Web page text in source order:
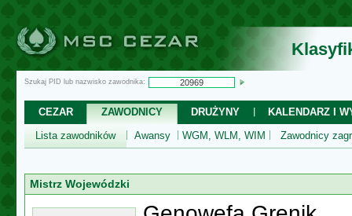
Szukaj PID lub nazwisko zawodnika:
CEZAR ZAWODNICY DRUŻYNY
KALENDARZ I
Lista zawodników
Awansy WGM, WLM, WIM Zawodnicy
Mistrz Wojewódzki